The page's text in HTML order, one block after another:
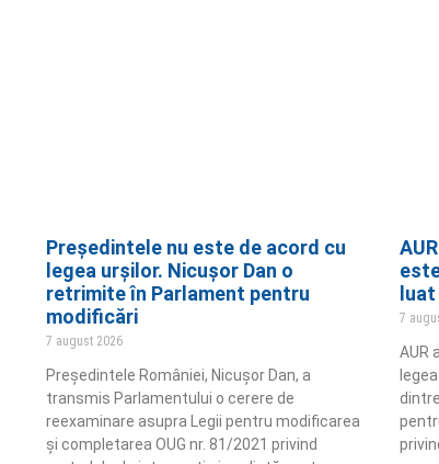
Președintele nu este de acord cu
legea urșilor. Nicușor Dan o
retrimite în Parlament pentru
modificări
7 august 2026
Președintele României, Nicușor Dan, a
transmis Parlamentului o cerere de
reexaminare asupra Legii pentru modificarea
și completarea OUG nr. 81/2021 privind
luat
7
AUR